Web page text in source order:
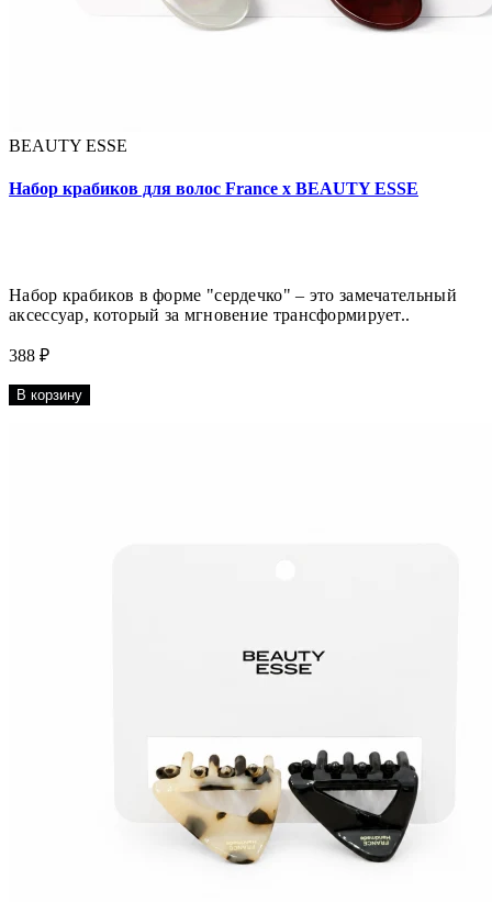
BEAUTY ESSE
Набор крабиков для волос France x BEAUTY ESSE
Набор крабиков в форме "сердечко" – это замечательный
аксессуар, который за мгновение трансформирует..
388 ₽
В корзину